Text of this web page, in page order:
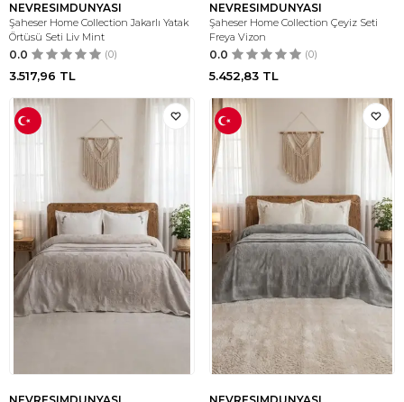
NEVRESIMDUNYASI
Şaheser Home Collection Jakarlı Yatak
Örtüsü Seti Liv Mint
0.0 (0)
3.517,96 TL
NEVRESIMDUNYASI
Şaheser Home Collection Çeyiz Seti
Freya Vizon
0.0 (0)
5.452,83 TL